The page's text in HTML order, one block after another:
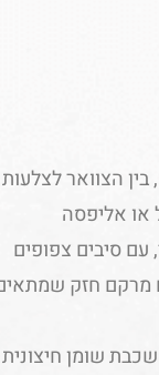
הצוואר לצלעות
עם סיבים צפופים
מרקם חזק
שכבת שומן חיצונית